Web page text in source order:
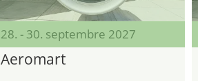
28. - 30. septembre 2027
Aeromart